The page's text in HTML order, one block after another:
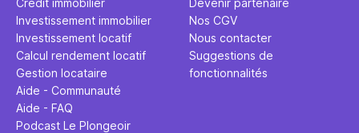
Crédit immobilier
Investissement immobilier
Investissement locatif
Calcul rendement locatif
Gestion locataire
Aide - Communauté
Aide - FAQ
Podcast Le Plongeoir
Devenir partenaire
Nos CGV
Nous contacter
Suggestions de
fonctionnalités